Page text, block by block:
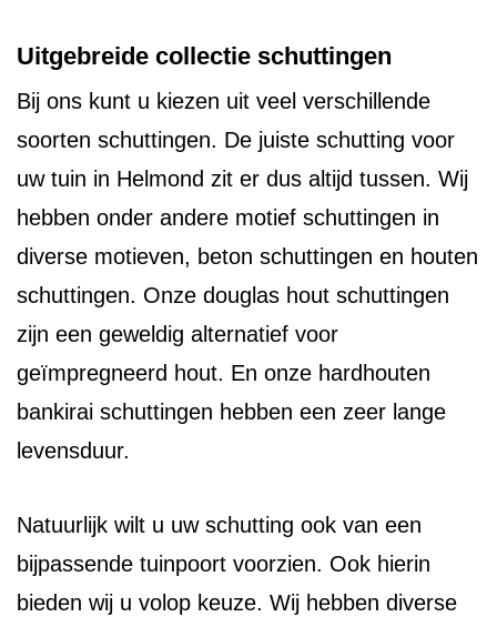
Uitgebreide collectie schuttingen
Bij ons kunt u kiezen uit veel verschillende
soorten schuttingen. De juiste schutting voor
uw tuin in Helmond zit er dus altijd tussen. Wij
hebben onder andere motief schuttingen in
diverse motieven, beton schuttingen en houten
schuttingen. Onze douglas hout schuttingen
zijn een geweldig alternatief voor
geïmpregneerd hout. En onze hardhouten
bankirai schuttingen hebben een zeer lange
levensduur.
Natuurlijk wilt u uw schutting ook van een
bijpassende tuinpoort voorzien. Ook hierin
bieden wij u volop keuze. Wij hebben diverse